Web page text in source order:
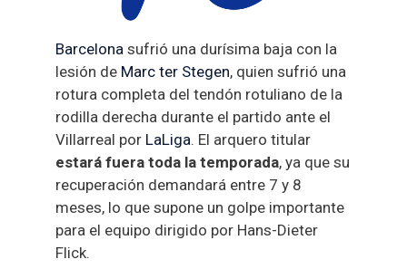
Barcelona sufrió una durísima baja con la
lesión de Marc ter Stegen, quien sufrió una
rotura completa del tendón rotuliano de la
rodilla derecha durante el partido ante el
Villarreal por LaLiga. El arquero titular
estará fuera toda la temporada, ya que su
recuperación demandará entre 7 y 8
meses, lo que supone un golpe importante
para el equipo dirigido por Hans-Dieter
Flick.